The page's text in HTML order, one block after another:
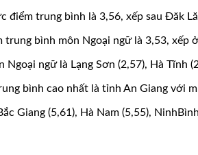
điểm trung bình là 3,56, xếp sau Đăk
trung bình môn Ngoại ngữ là 3,53, xếp
Ngoại ngữ là Lạng Sơn (2,57), Hà
bình cao nhất là tỉnh An Giang với
Giang (5,61), Hà Nam (5,55),